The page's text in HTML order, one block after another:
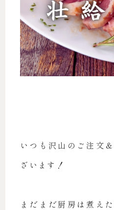
いつも沢山のご注文
ざいます！
まだまだ厨房は煮え